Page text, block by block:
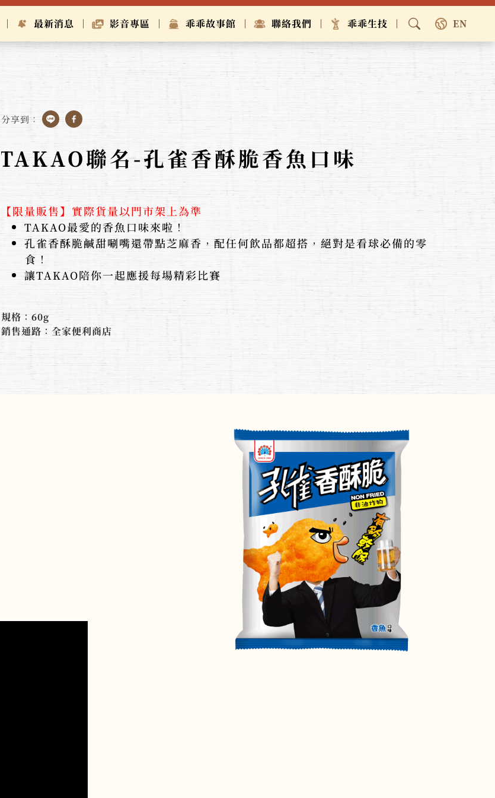
最新消息 影音專區 乖乖故事館 聯絡我們 乖乖生技 EN
分享到：
TAKAO聯名-孔雀香酥脆香魚口味
【限量販售】實際貨量以門市架上為準
TAKAO最愛的香魚口味來啦！
孔雀香酥脆鹹甜唰嘴還帶點芝麻香，配任何飲品都超搭，絕對是看球必備的零
食！
讓TAKAO陪你一起應援每場精彩比賽
規格：60g
銷售通路：全家便利商店